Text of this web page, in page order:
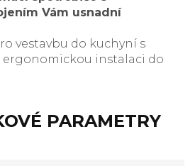
Vám usnadní
vestavbu do kuchyní s
ergonomickou instalaci do
PARAMETRY